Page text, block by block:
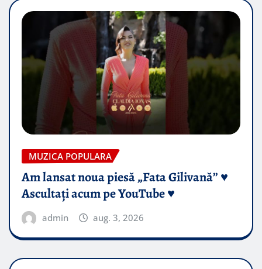
MUZICA POPULARA
Am lansat noua piesă „Fata Gilivană” ♥️
Ascultați acum pe YouTube ♥️
admin aug. 3, 2026